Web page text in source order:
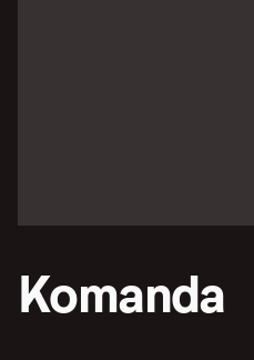
Komanda